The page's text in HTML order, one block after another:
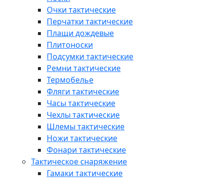
Очки тактические
Перчатки тактические
Плащи дождевые
Плитоноски
Подсумки тактические
Ремни тактические
Термобелье
Фляги тактические
Часы тактические
Чехлы тактические
Шлемы тактические
Ножи тактические
Фонари тактические
Тактическое снаряжение
Гамаки тактические